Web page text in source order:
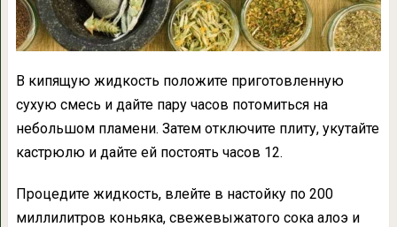
В кипящую жидкость положите приготовленную
сухую смесь и дайте пару часов потомиться на
небольшом пламени. Затем отключите плиту, укутайте
кастрюлю и дайте ей постоять часов 12.
Процедите жидкость, влейте в настойку по 200
миллилитров коньяка, свежевыжатого сока алоэ и